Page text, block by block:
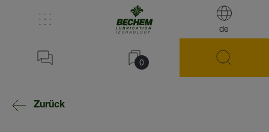
de
0
Zurück